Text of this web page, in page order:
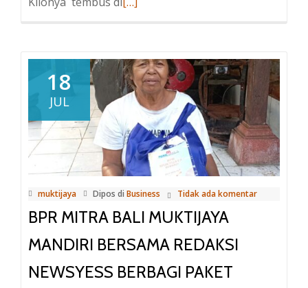
Tahun
Politik
2024
Kondisi
BPR
Mitra
Muktijaya
Mandiri
Masih
Stabil
Terpengaruh
Terhadap
18
JUL
muktijaya Dipos di Business Tidak ada komentar
BPR MITRA BALI MUKTIJAYA
MANDIRI BERSAMA REDAKSI
NEWSYESS BERBAGI PAKET